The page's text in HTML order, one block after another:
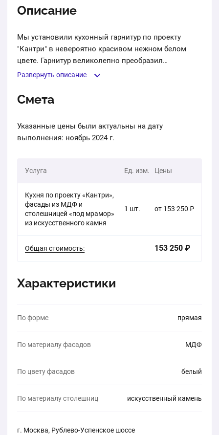
Описание
Мы установили кухонный гарнитур по проекту
"Кантри" в невероятно красивом нежном белом
цвете. Гарнитур великолепно преобразил
пространство кухни. Четкие геометрические формы
идеальным выбором для создания уюта.
ансамбль станет настоящей находкой для молодой
семьи, подчеркивая индивидуальность и создавая
встреч с друзьями.
Развернуть описание
Смета
Указанные цены были актуальны на дату
выполнения: ноябрь 2024 г.
Услуга Ед. изм. Цены
Кухня по проекту «Кантри»,
фасады из МДФ и
столешницей «под мрамор»
из искусственного камня
1 шт. от 153 250 ₽
Общая стоимость: 153 250 ₽
Характеристики
По форме прямая
По материалу фасадов МДФ
По цвету фасадов белый
По материалу столешниц искусственный камень
г. Москва, Рублево-Успенское шоссе